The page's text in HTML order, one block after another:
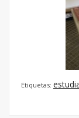
Etiquetas: